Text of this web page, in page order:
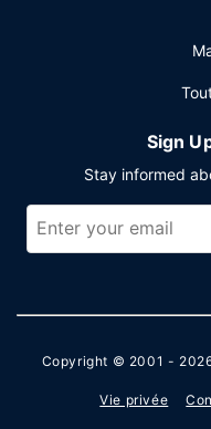
Sign
Stay informed
Copyright © 2001 -
Vie privée